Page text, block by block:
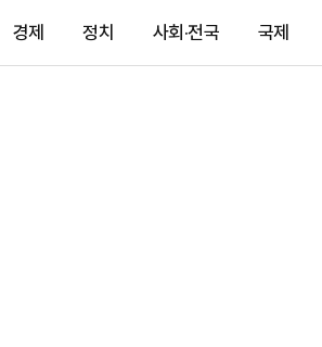
경제 정치 사회·전국 국제